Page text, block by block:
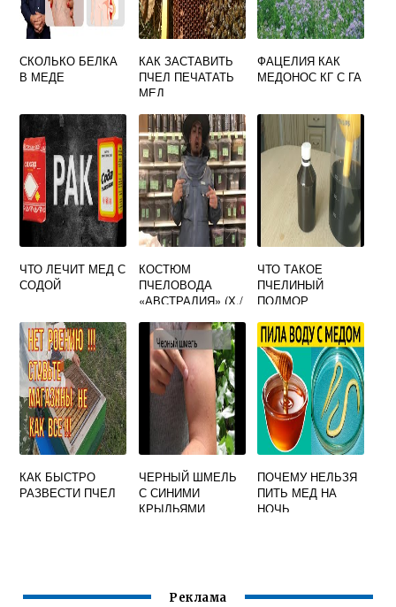
СКОЛЬКО БЕЛКА
В МЕДЕ
КАК ЗАСТАВИТЬ
ПЧЕЛ ПЕЧАТАТЬ
МЕД
ФАЦЕЛИЯ КАК
МЕДОНОС КГ С ГА
ЧТО ЛЕЧИТ МЕД С
СОДОЙ
КОСТЮМ
ПЧЕЛОВОДА
«АВСТРАЛИЯ» (Х./
ОТСТЕГИВАЮЩЕ
ЙСЯ ЛИЦЕВОЙ
СЕТКОЙ
ЧТО ТАКОЕ
ПЧЕЛИНЫЙ
ПОДМОР
КАК БЫСТРО
РАЗВЕСТИ ПЧЕЛ
ЧЕРНЫЙ ШМЕЛЬ
С СИНИМИ
КРЫЛЬЯМИ
ПОЧЕМУ НЕЛЬЗЯ
ПИТЬ МЕД НА
НОЧЬ
Реклама